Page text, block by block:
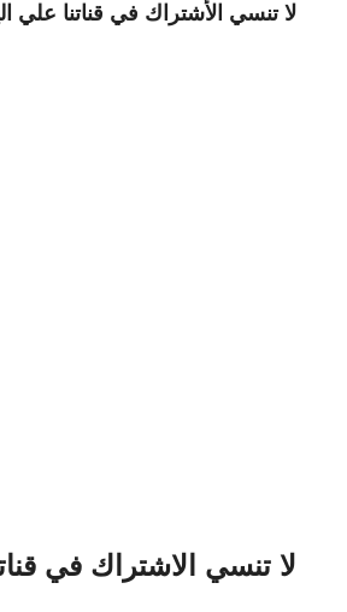
لا تنسي الأشتراك في قناتنا علي
لا تنسي الاشتراك في